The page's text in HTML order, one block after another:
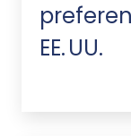
EE. UU.